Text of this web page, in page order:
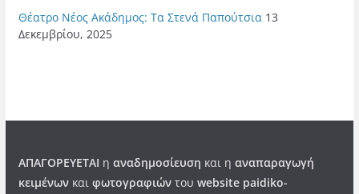
Θέατρο Νέος Ακάδημος: Τα Στενά Παπούτσια 13
Δεκεμβρίου, 2025
ΑΠΑΓΟΡΕΥΕΤΑΙ η αναδημοσίευση και η αναπαραγωγή
κειμένωνκαι φωτογραφιώντου website paidiko-